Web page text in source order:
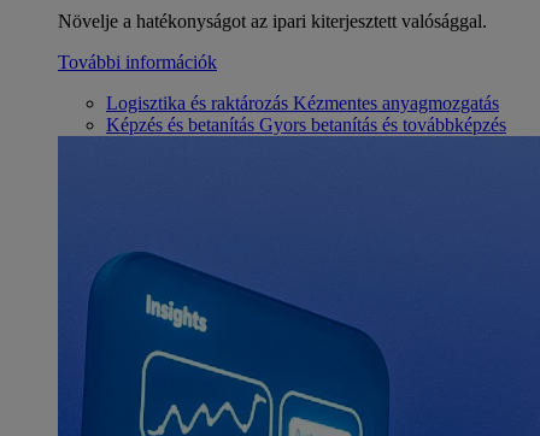
Növelje a hatékonyságot az ipari kiterjesztett valósággal.
További információk
Logisztika és raktározás Kézmentes anyagmozgatás
Képzés és betanítás Gyors betanítás és továbbképzés